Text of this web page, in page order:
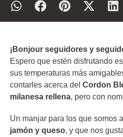
¡Bonjour seguidores y
Espero que estén disfrutando
sus temperaturas más
contarles acerca del Cordon
milanesa rellena, pero con
Un manjar para los que somos
jamón y queso, y que nos